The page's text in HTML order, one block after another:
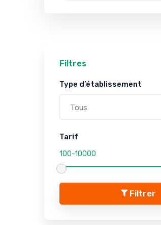
Filtres
Type d’établissement
Tous
Tarif
Filtrer